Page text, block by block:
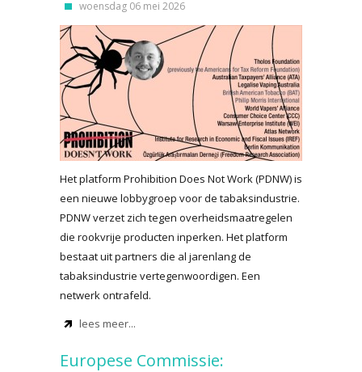
woensdag 06 mei 2026
Het platform Prohibition Does Not Work (PDNW) is
een nieuwe lobbygroep voor de tabaksindustrie.
PDNW verzet zich tegen overheidsmaatregelen
die rookvrije producten inperken. Het platform
bestaat uit partners die al jarenlang de
tabaksindustrie vertegenwoordigen. Een
netwerk ontrafeld.
lees meer...
Europese Commissie: